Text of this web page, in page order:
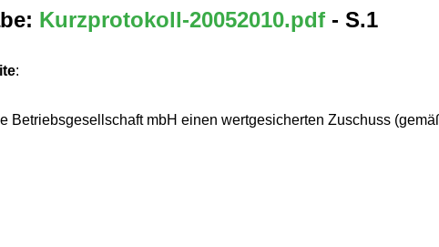
Kurzprotokoll-20052010.pdf - S.1
:
Betriebsgesellschaft mbH einen wertgesicherten Zuschuss